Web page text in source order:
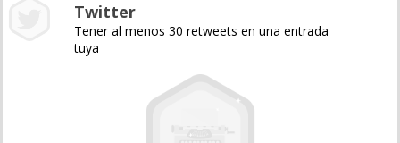
Twitter
Tener al menos 30 retweets en una entrada
tuya